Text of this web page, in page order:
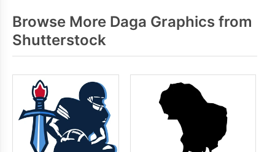
Browse More Daga Graphics from
Shutterstock